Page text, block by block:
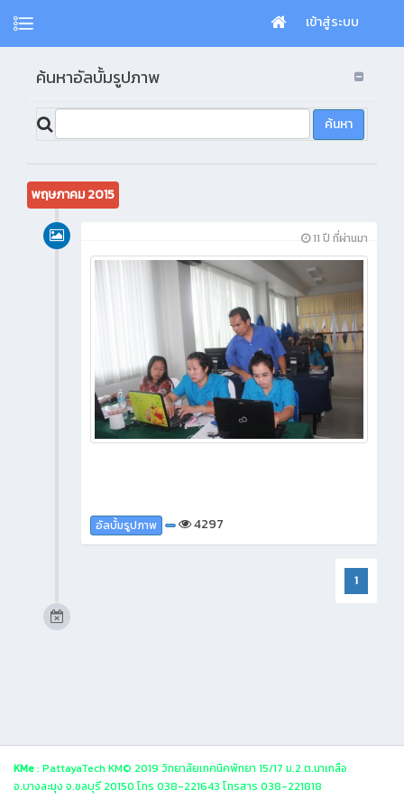
เข้าสู่ระบบ
ค้นหาอัลบั้มรูปภาพ
พฤษภาคม 2015
11 ปี ที่ผ่านมา
อัลบั้มรูปภาพ 4297
1
KMe: PattayaTech KM© 2019 วิทยาลัยเทคนิคพัทยา 15/17 ม.2 ต.นาเกลือ
อ.บางละมุง จ.ชลบุรี 20150 โทร 038-221643 โทรสาร 038-221818